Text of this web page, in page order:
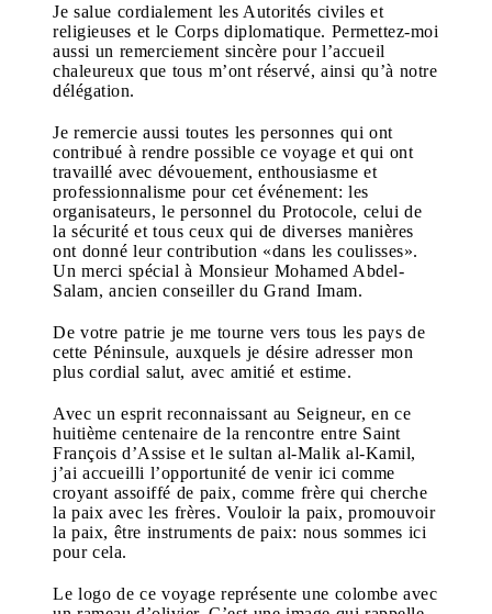
Je salue cordialement les Autorités civiles et
religieuses et le Corps diplomatique. Permettez-moi
aussi un remerciement sincère pour l’accueil
chaleureux que tous m’ont réservé, ainsi qu’à notre
délégation.
Je remercie aussi toutes les personnes qui ont
contribué à rendre possible ce voyage et qui ont
travaillé avec dévouement, enthousiasme et
professionnalisme pour cet événement: les
organisateurs, le personnel du Protocole, celui de
la sécurité et tous ceux qui de diverses manières
ont donné leur contribution «dans les coulisses».
Un merci spécial à Monsieur Mohamed Abdel-
Salam, ancien conseiller du Grand Imam.
De votre patrie je me tourne vers tous les pays de
cette Péninsule, auxquels je désire adresser mon
plus cordial salut, avec amitié et estime.
Avec un esprit reconnaissant au Seigneur, en ce
huitième centenaire de la rencontre entre Saint
François d’Assise et le sultan al-Malik al-Kamil,
j’ai accueilli l’opportunité de venir ici comme
croyant assoiffé de paix, comme frère qui cherche
la paix avec les frères. Vouloir la paix, promouvoir
la paix, être instruments de paix: nous sommes ici
pour cela.
Le logo de ce voyage représente une colombe avec